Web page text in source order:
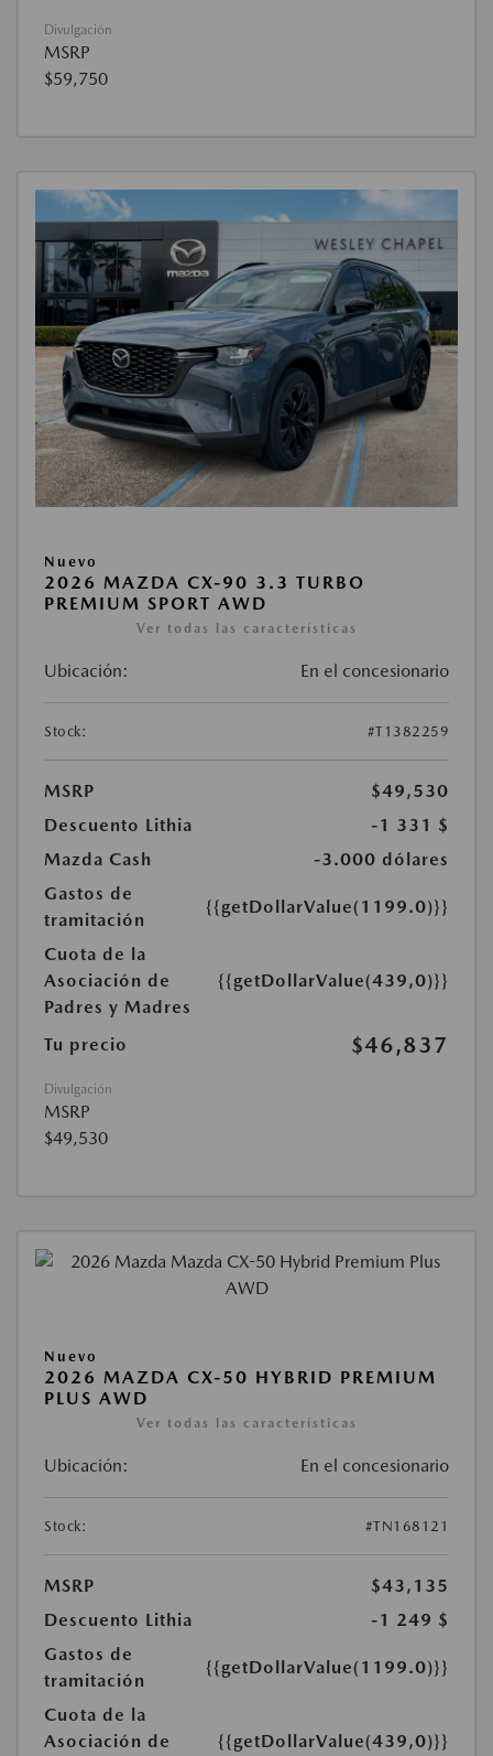
Divulgación
MSRP
$59,750
Nuevo
2026 MAZDA CX-90 3.3 TURBO
PREMIUM SPORT AWD
Ver todas las características
Ubicación: En el concesionario
Stock: #T1382259
MSRP
$49,530
Descuento Lithia
-1 331 $
Mazda Cash
-3.000 dólares
Gastos de
tramitación
{{getDollarValue(1199.0)}}
Cuota de la
Asociación de
Padres y Madres
{{getDollarValue(439,0)}}
Tu precio $46,837
Divulgación
MSRP
$49,530
Nuevo
2026 MAZDA CX-50 HYBRID PREMIUM
PLUS AWD
Ver todas las características
Ubicación: En el concesionario
Stock: #TN168121
MSRP
$43,135
Descuento Lithia
-1 249 $
Gastos de
tramitación
{{getDollarValue(1199.0)}}
Cuota de la
Asociación de
{{getDollarValue(439,0)}}